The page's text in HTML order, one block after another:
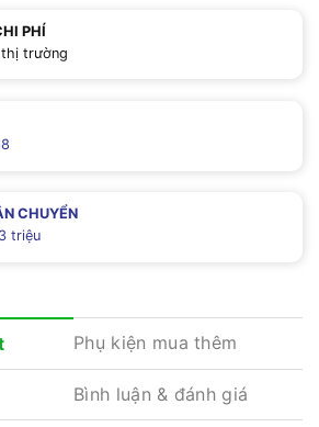
PHÍ
trường
CHUYỂN
triệu
Phụ kiện mua thêm
Bình luận & đánh giá